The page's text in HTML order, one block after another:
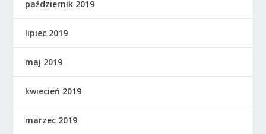
październik 2019
lipiec 2019
maj 2019
kwiecień 2019
marzec 2019